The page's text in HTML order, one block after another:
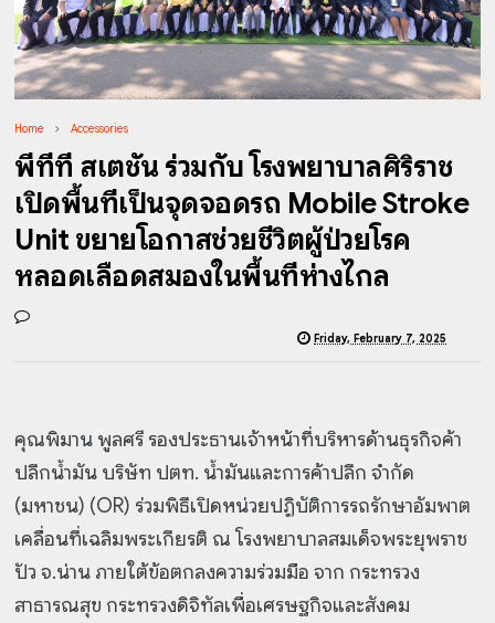
Home Accessories
พีทีที สเตชั่น ร่วมกับ โรงพยาบาลศิริราช
เปิดพื้นที่เป็นจุดจอดรถ Mobile Stroke
Unit ขยายโอกาสช่วยชีวิตผู้ป่วยโรค
หลอดเลือดสมองในพื้นที่ห่างไกล
Friday, February 7, 2025
คุณพิมาน พูลศรี รองประธานเจ้าหน้าที่บริหารด้านธุรกิจค้า
ปลีกน้ำมัน บริษัท ปตท. น้ำมันและการค้าปลีก จำกัด
(มหาชน) (OR) ร่วมพิธีเปิดหน่วยปฏิบัติการรถรักษาอัมพาต
เคลื่อนที่เฉลิมพระเกียรติ ณ โรงพยาบาลสมเด็จพระยุพราช
ปัว จ.น่าน ภายใต้ข้อตกลงความร่วมมือ จาก กระทรวง
สาธารณสุข กระทรวงดิจิทัลเพื่อเศรษฐกิจและสังคม